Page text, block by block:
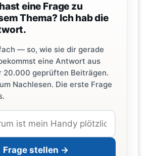
eine Frage zu
Thema? Ich hab die
— so, wie sie dir gerade
eine Antwort aus
20.000 geprüften Beiträgen.
Nachlesen. Die erste Frage
Frage stellen →